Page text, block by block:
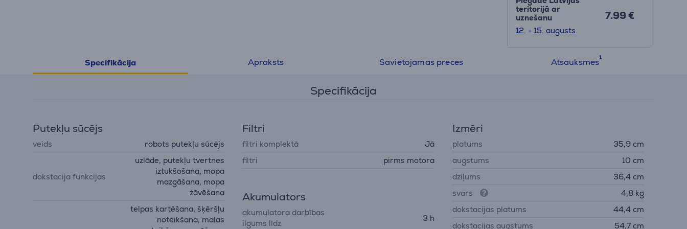
teritorijā ar
uznešanu
12. - 15. augusts
7.99 €
Specifikācija Apraksts Savietojamas preces Atsauksmes
Specifikācija
Putekļu sūcējs
veids robots putekļu sūcējs
dokstacija funkcijas
uzlāde, putekļu tvertnes
iztukšošana, mopa
mazgāšana, mopa
žāvēšana
telpas kartēšana, šķēršļu
noteikšana, malas
Filtri
filtri komplektā
Jā
filtri
pirms motora
Akumulators
akumulatora darbības
ilgums līdz
3 h
Izmēri
platums
35,9 cm
augstums
10 cm
dziļums
36,4 cm
svars
4,8 kg
dokstacijas platums
44,4 cm
dokstacijas augstums
54,7 cm